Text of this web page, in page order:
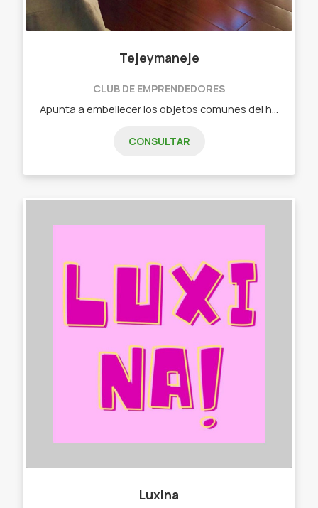
Tejeymaneje
CLUB DE EMPRENDEDORES
CONSULTAR
Luxina